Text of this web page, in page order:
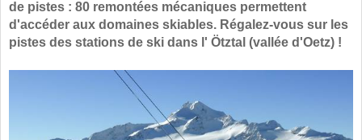
de pistes : 80 remontées mécaniques permettent
d'accéder aux domaines skiables. Régalez-vous sur les
pistes des stations de ski dans l' Ötztal (vallée d'Oetz) !